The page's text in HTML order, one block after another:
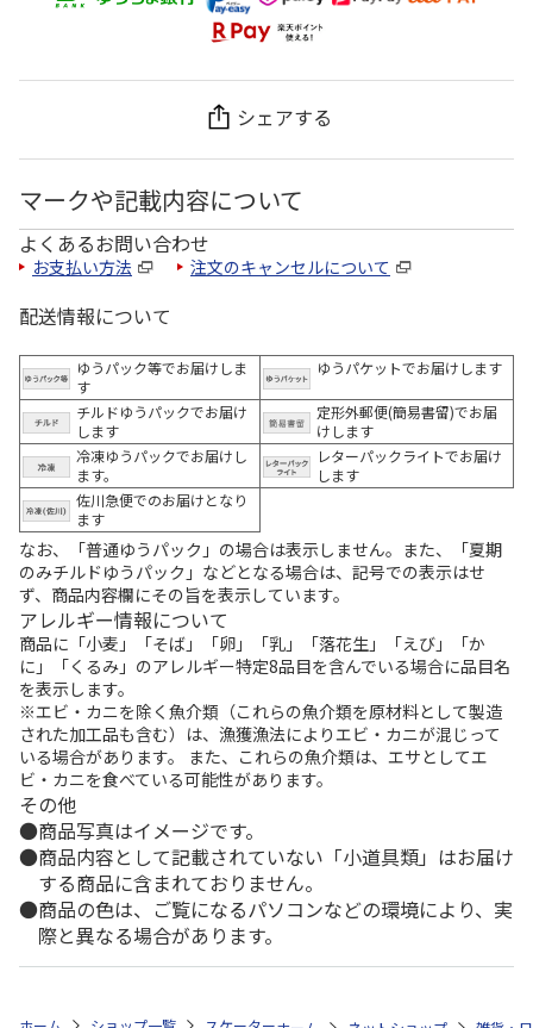
シェアする
マークや記載内容について
よくあるお問い合わせ
お支払い方法 注文のキャンセルについて
配送情報について
ゆうパック等でお届けしま
す
ゆうパケットでお届けします
チルドゆうパックでお届け
します
定形外郵便(簡易書留)でお届
けします
冷凍ゆうパックでお届けし
ます。
レターパックライトでお届け
します
佐川急便でのお届けとなり
ます
なお、「普通ゆうパック」の場合は表示しません。また、「夏期
のみチルドゆうパック」などとなる場合は、記号での表示はせ
ず、商品内容欄にその旨を表示しています。
アレルギー情報について
商品に「小麦」「そば」「卵」「乳」「落花生」「えび」「か
に」「くるみ」のアレルギー特定8品目を含んでいる場合に品目名
を表示します。
※エビ・カニを除く魚介類（これらの魚介類を原材料として製造
された加工品も含む）は、漁獲漁法によりエビ・カニが混じって
いる場合があります。 また、これらの魚介類は、エサとしてエ
ビ・カニを食べている可能性があります。
その他
商品写真はイメージです。
商品内容として記載されていない「小道具類」はお届け
する商品に含まれておりません。
商品の色は、ご覧になるパソコンなどの環境により、実
際と異なる場合があります。